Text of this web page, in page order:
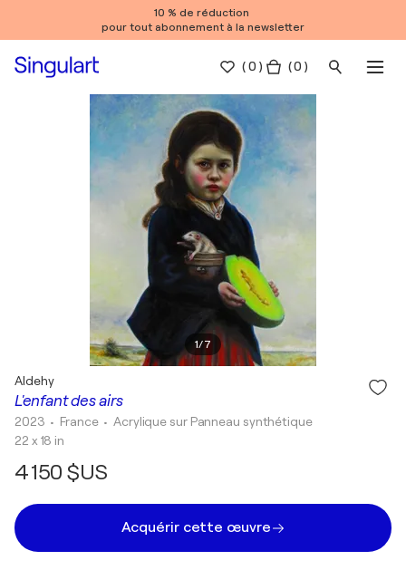
10 % de réduction
pour tout abonnement à la newsletter
(0 ) ( 0 )
1/7
L'enfant des airs
Aldehy
2023 • France •Acrylique sur Panneau synthétique
22 x 18 in
4 150 $US
Acquérir cette œuvre